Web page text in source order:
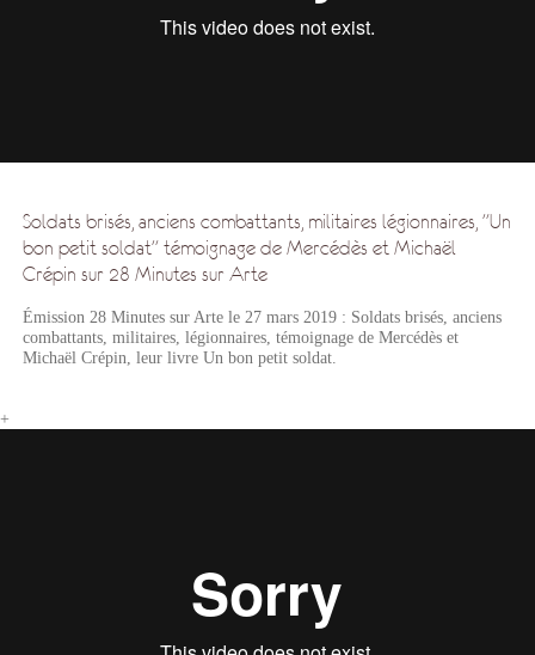
Soldats brisés, anciens combattants, militaires légionnaires, "Un
bon petit soldat" témoignage de Mercédès et Michaël
Crépin sur 28 Minutes sur Arte
Émission 28 Minutes sur Arte le 27 mars 2019 : Soldats brisés, anciens
combattants, militaires, légionnaires, témoignage de Mercédès et
Michaël Crépin, leur livre Un bon petit soldat.
+